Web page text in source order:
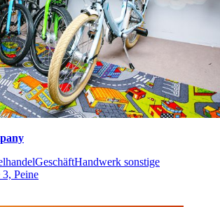
GeschäftHandwerk sonstige
3, Peine